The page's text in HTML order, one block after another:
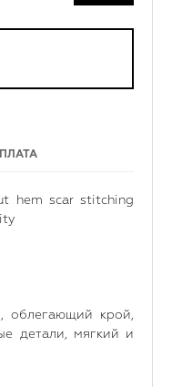
hem scar stitching
облегающий крой,
детали, мягкий и